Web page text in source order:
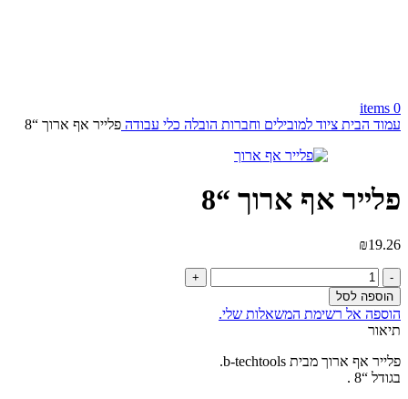
0
items
עמוד הבית ציוד למובילים וחברות הובלה כלי עבודה פלייר אף ארוך “8
פלייר אף ארוך “8
₪19.26
כמות
של
פלייר
אף
ארוך
"8
הוספה לסל
הוספה אל רשימת המשאלות שלי.
תיאור
פלייר אף ארוך מבית b-techtools.
בגודל “8 .